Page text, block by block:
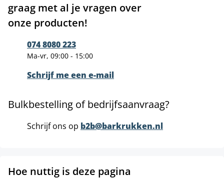
graag met al je vragen over
onze producten!
074 8080 223
Ma-vr, 09:00 - 15:00
Schrijf me een e-mail
Bulkbestelling of bedrijfsaanvraag?
Schrijf ons op b2b@barkrukken.nl
Hoe nuttig is deze pagina